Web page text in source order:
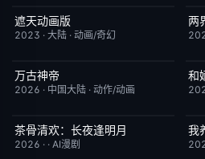
更新至第174集
遮天动画版
2023 · 大陆 · 动画/奇幻
更新至第7集
万古神帝
2026 · 中国大陆 · 动作/动画
完结
茶骨清欢：长夜逢明月
2026 · · AI漫剧
我